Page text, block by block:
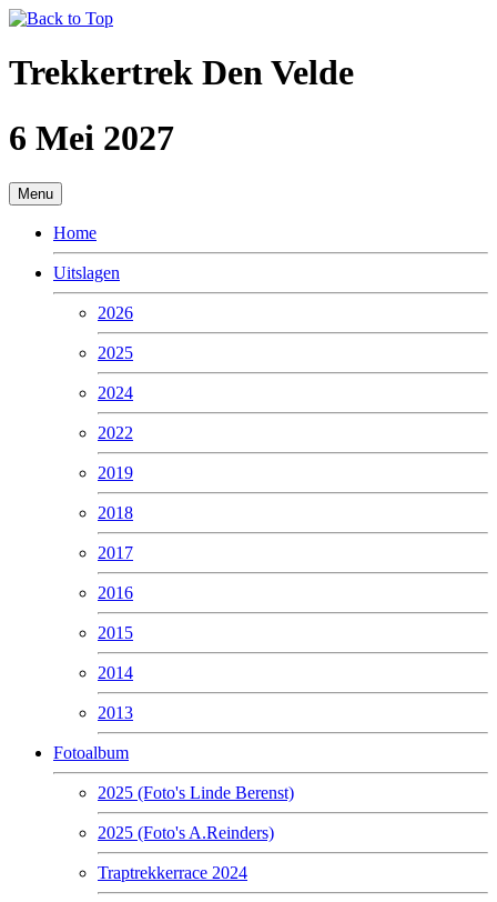
Trekkertrek Den Velde
6 Mei 2027
Menu
Home
Uitslagen
2026
2025
2024
2022
2019
2018
2017
2016
2015
2014
2013
Fotoalbum
2025 (Foto's Linde Berenst)
2025 (Foto's A.Reinders)
Traptrekkerrace 2024